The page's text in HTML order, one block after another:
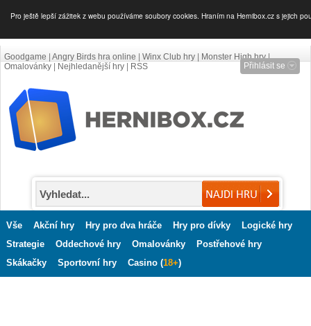
Pro ještě lepší zážitek z webu používáme soubory cookies. Hraním na Hernibox.cz s jejich
Goodgame Angry Birds hra online Winx Club hry Monster High hry|
Omalovánky
Nejhledanější hry RSS Přihlásit se
Vše Akční hry Hry pro dva hráče Hry pro dívky
Logické hry
Strategie
Oddechové hry Omalovánky
Postřehové hry
Skákačky
Sportovní hry Casino (18+)